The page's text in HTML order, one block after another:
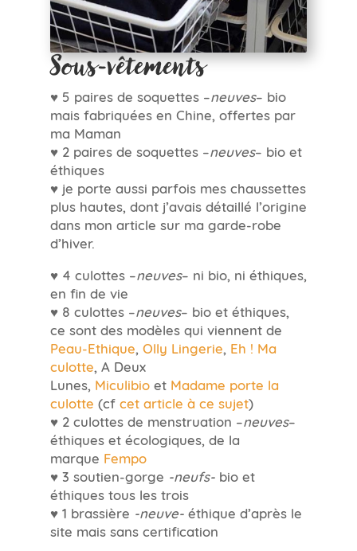
Sous-vêtements
♥ 5 paires de soquettes –neuves– bio
mais fabriquées en Chine, offertes par
ma Maman
♥ 2 paires de soquettes –neuves– bio et
éthiques
♥ je porte aussi parfois mes chaussettes
plus hautes, dont j’avais détaillé l’origine
dans mon article sur ma garde-robe
d’hiver.
♥ 4 culottes –neuves– ni bio, ni éthiques,
en fin de vie
♥ 8 culottes –neuves– bio et éthiques,
ce sont des modèles qui viennent de
Peau-Ethique, Olly Lingerie, Eh ! Ma
culotte, A Deux
Lunes, Miculibioet Madame porte la
culotte (cf cet article à ce sujet)
♥ 2 culottes de menstruation –neuves–
éthiques et écologiques, de la
marque Fempo
♥ 3 soutien-gorge -neufs-bio et
éthiques tous les trois
♥ 1 brassière -neuve-éthique d’après le
site mais sans certification